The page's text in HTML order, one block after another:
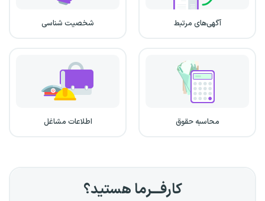
آگهی‌های مرتبط شخصیت شناسی
محاسبه حقوق اطلاعات مشاغل
کارفـــرما هستید؟